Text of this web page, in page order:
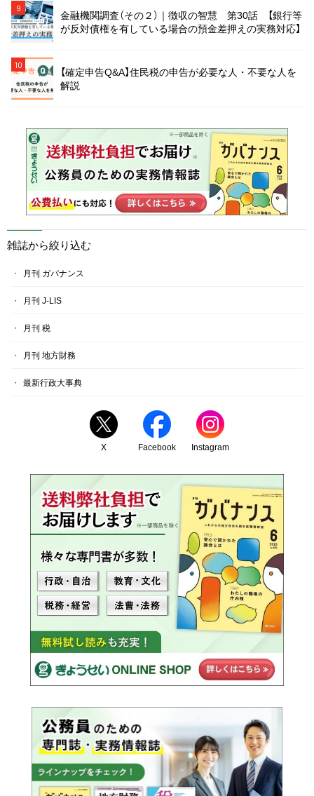
9
金融機関調査（その２）｜徴収の智慧 第30話 【銀行等
が反対債権を有している場合の預金差押えの実務対応】
10
【確定申告Q&A】住民税の申告が必要な人・不要な人を
解説
雑誌から絞り込む
月刊 ガバナンス
月刊 J-LIS
月刊 税
月刊 地方財務
最新行政大事典
X Facebook Instagram